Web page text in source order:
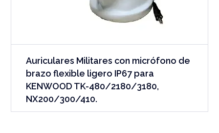
Auriculares Militares con micrófono de
brazo flexible ligero IP67 para
KENWOOD TK-480/2180/3180,
NX200/300/410.